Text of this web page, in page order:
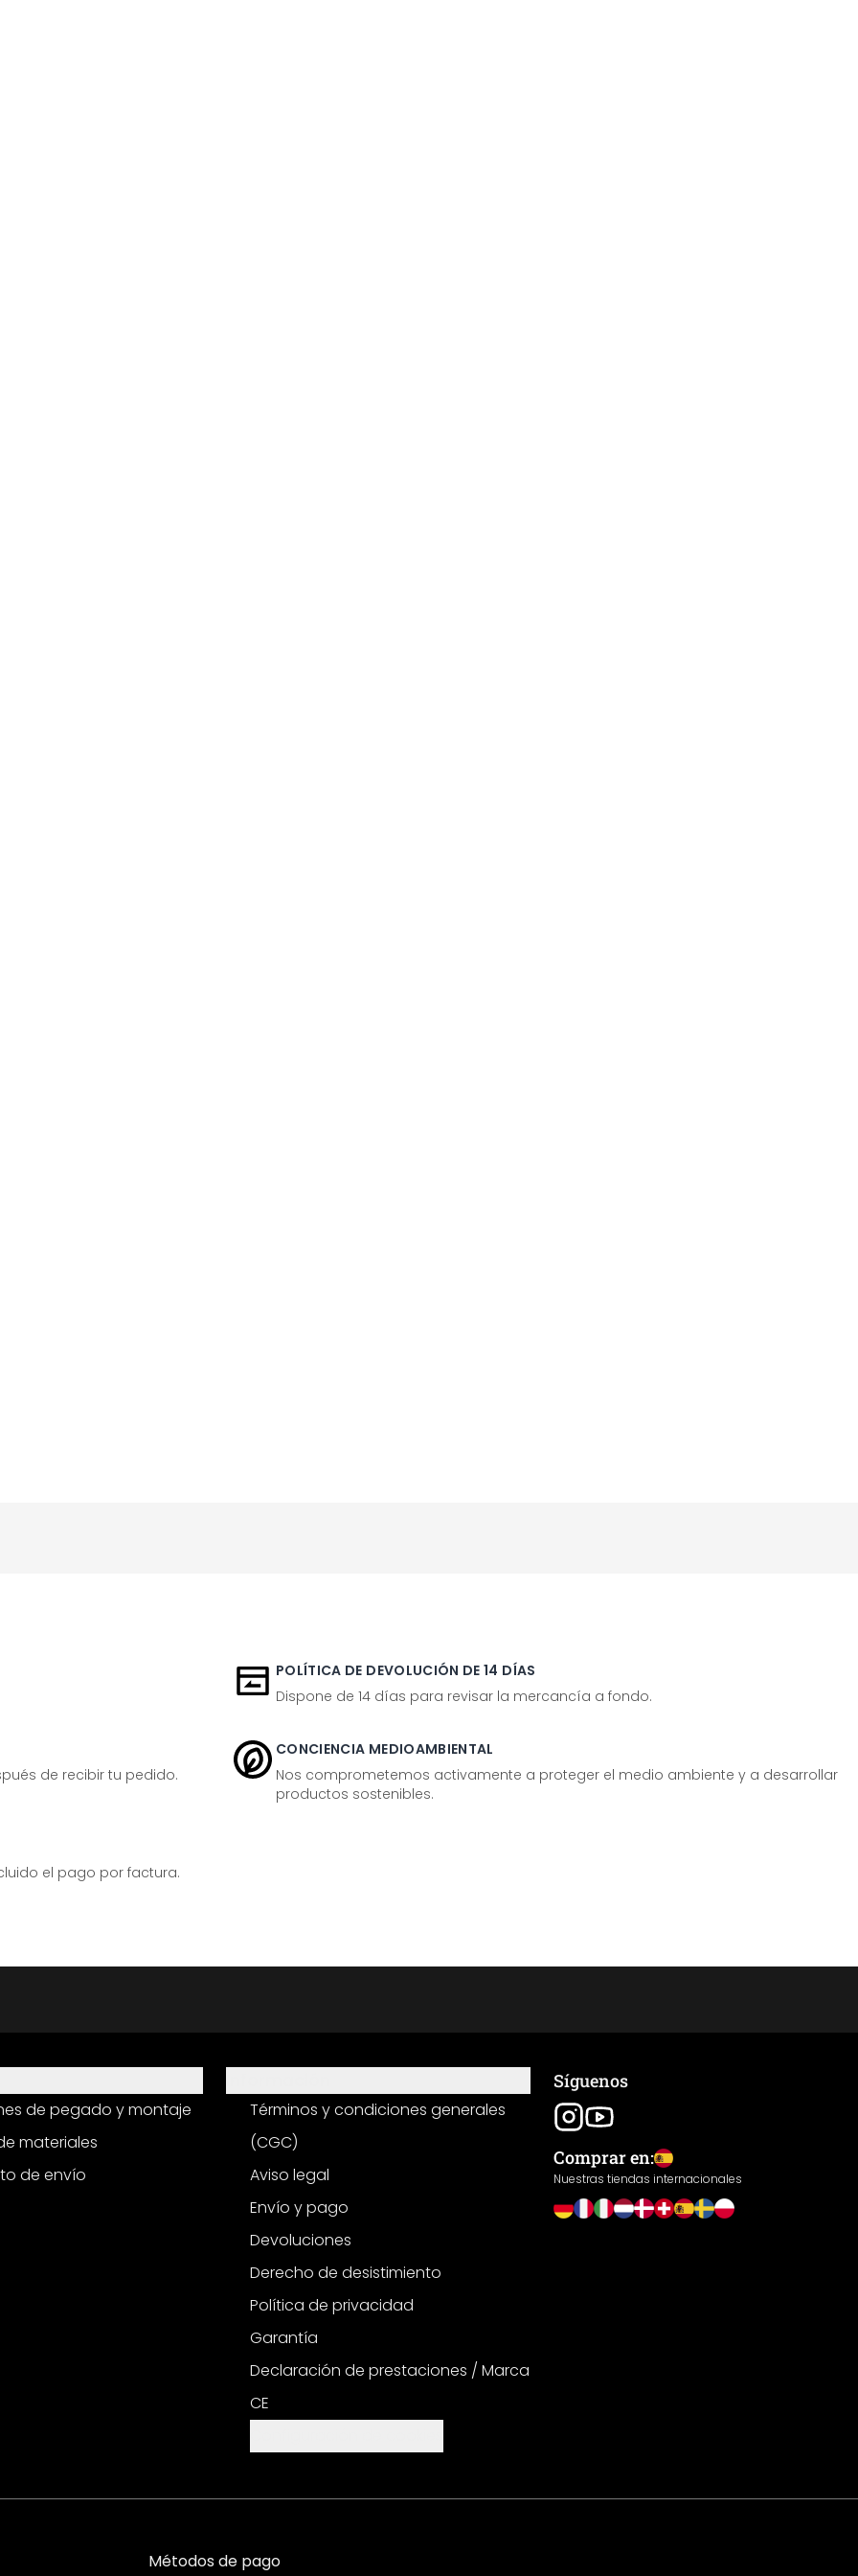
POLÍTICA DE DEVOLUCIÓN DE 14 DÍAS
Dispone de 14 días para revisar la mercancía a fondo.
de recibir tu pedido.
CONCIENCIA MEDIOAMBIENTAL
Nos comprometemos activamente a proteger el medio ambiente y a desarrollar
productos sostenibles.
el pago por factura.
de pegado y montaje
materiales
de envío
Términos y condiciones generales
(CGC)
Aviso legal
Envío y pago
Devoluciones
Derecho de desistimiento
Política de privacidad
Garantía
Declaración de prestaciones / Marca
CE
Síguenos
Comprar en:
Nuestras tiendas internacionales
Métodos de pago